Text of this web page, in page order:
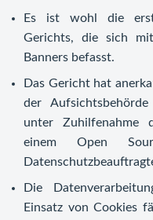
Es ist wohl die
Gerichts, die sich
Banners befasst.
Das Gericht hat
der
unter Zuhilfenahme
einem Open
Die
Einsatz von Cookies